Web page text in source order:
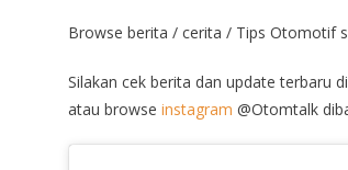
Browse berita / cerita / Tips Otomotif
Silakan cek berita dan update terbaru
atau browse instagram @Otomtalk